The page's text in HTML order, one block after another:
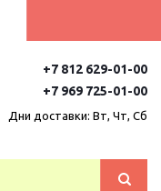
+7 812 629-01-00
+7 969 725-01-00
Дни доставки: Вт, Чт, Сб